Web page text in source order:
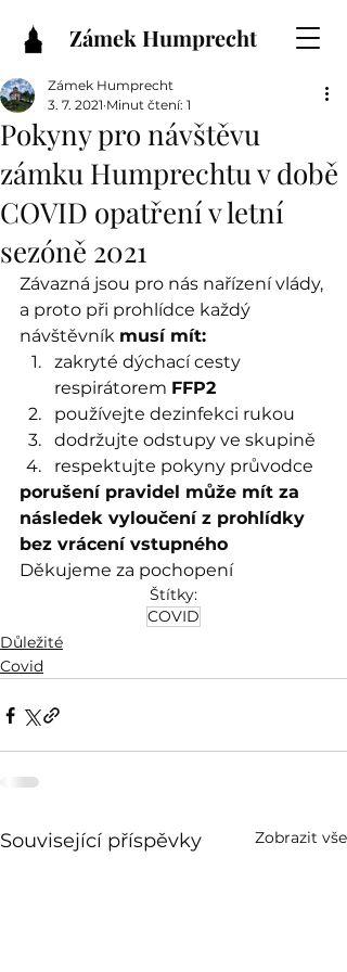
Zámek Humprecht
Pokyny pro návštěvu
zámku Humprechtu v době
COVID opatření v letní
sezóně 2021
Zámek Humprecht
3. 7. 2021 Minut čtení: 1
Závazná jsou pro nás nařízení vlády,
a proto při prohlídce každý
návštěvník musí mít:
zakryté dýchací cesty
respirátorem FFP2
používejte dezinfekci rukou
dodržujte odstupy ve skupině
respektujte pokyny průvodce
porušení pravidel může mít za
následek vyloučení z prohlídky
bez vrácení vstupného
Děkujeme za pochopení
Štítky:
COVID
Důležité
Covid
Související příspěvky Zobrazit vše